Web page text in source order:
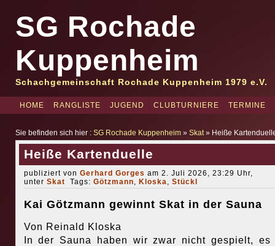
SG Rochade
Kuppenheim
Schachgemeinschaft Rochade Kuppenheim 1979 e.V.
HOME RANGLISTE JUGEND CLUBTURNIERE TERMINE
Sie befinden sich hier : SG Rochade Kuppenheim» Skat» Heiße
Heiße Kartenduelle
publiziert von Gerhard Gorges am 2. Juli 2026, 23:29 Uhr,
unter Skat Tags: Götzmann, Kloska, Stückl
Kai Götzmann gewinnt Skat in der Sauna
Von Reinald Kloska
In der Sauna haben wir zwar nicht gespielt, es